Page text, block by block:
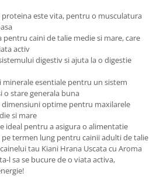
proteina este vita, pentru o musculatura
caini de talie medie si mare, care
activ
digestiv si ajuta la o digestie
esentiale pentru un sistem
stare generala buna
dimensiuni optime pentru maxilarele
si mare
ideal pentru a asigura o alimentatie
termen lung pentru cainii adulti de talie
tau Kiani Hrana Uscata cu Aroma
l sa se bucure de o viata activa,